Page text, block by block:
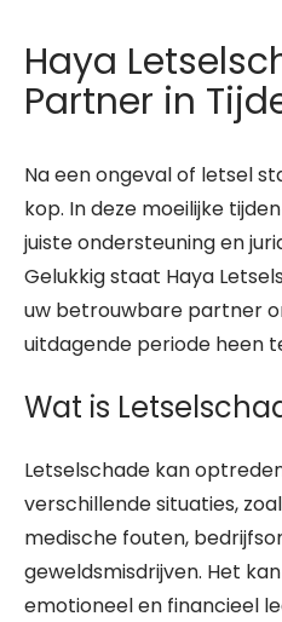
Haya
Partner in
Na een ongeval of letsel
kop. In deze moeilijke
juiste ondersteuning en
Gelukkig staat Haya
uw betrouwbare partner
uitdagende periode heen
Wat is
Letselschade kan
verschillende situaties,
medische fouten,
geweldsmisdrijven. Het
emotioneel en financieel